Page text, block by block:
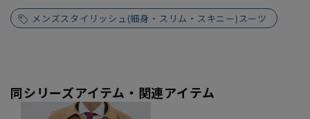
メンズスタイリッシュ(細身・スリム・スキニー)スーツ
同シリーズアイテム・関連アイテム